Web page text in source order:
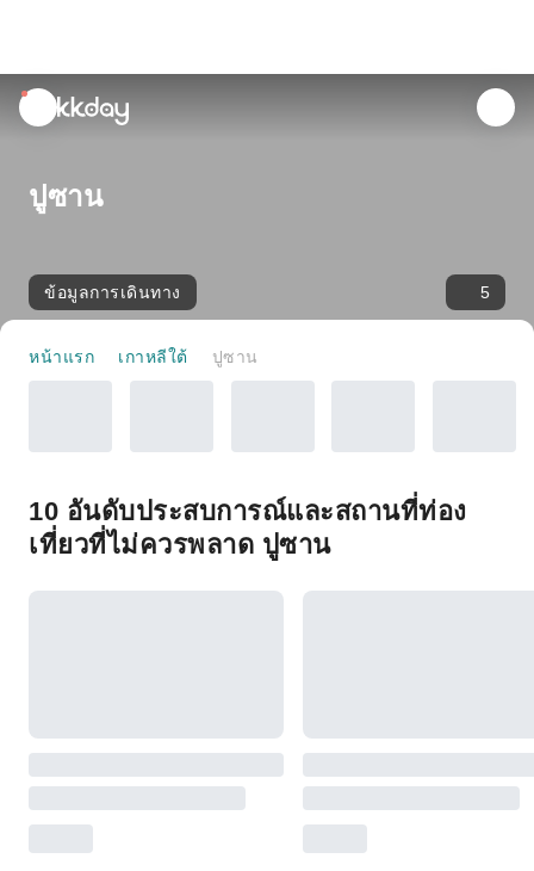
unread
notifications
ปูซาน
ข้อมูลการเดินทาง 5
หน้าแรก เกาหลีใต้ ปูซาน
10 อันดับประสบการณ์และสถานที่ท่อง
เที่ยวที่ไม่ควรพลาด ปูซาน